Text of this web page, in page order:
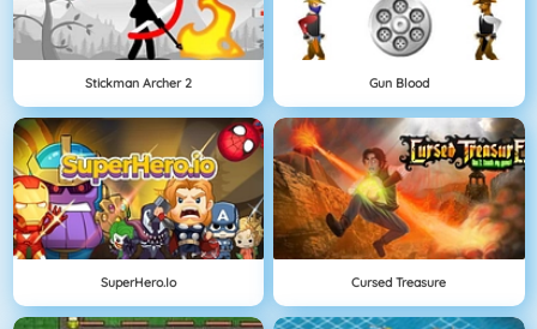
Stickman Archer 2 Gun Blood
SuperHero.io Cursed Treasure